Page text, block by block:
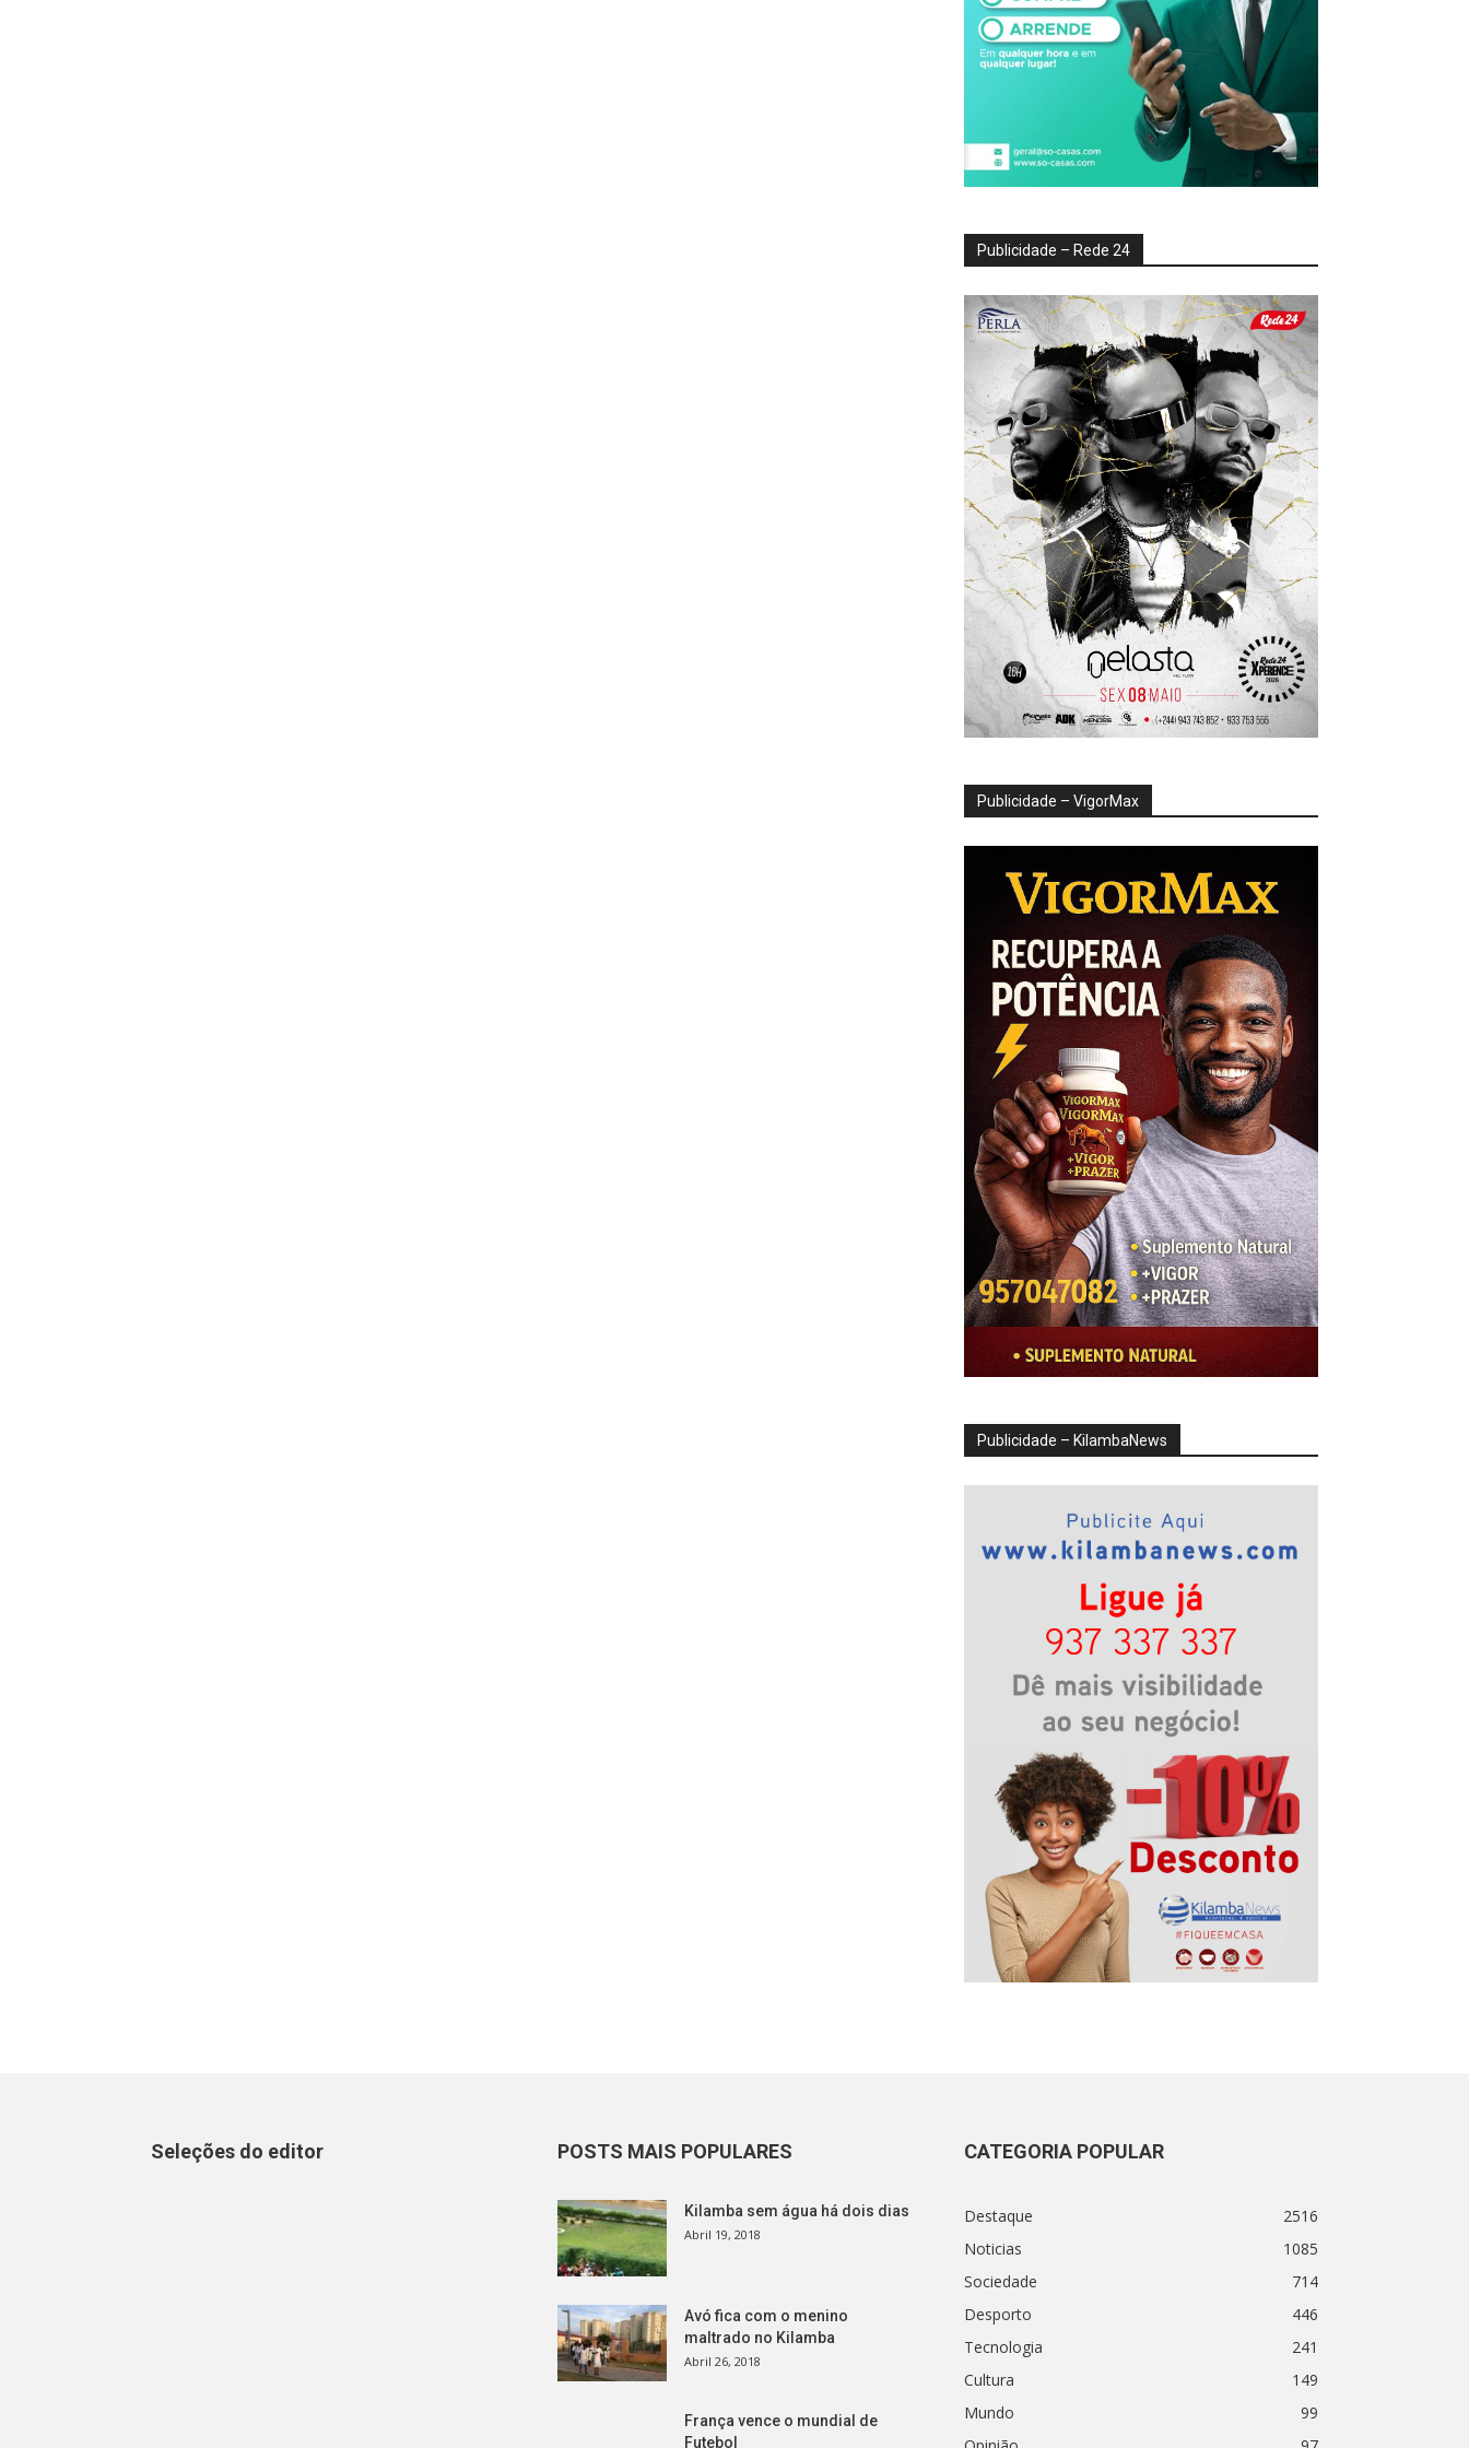
Publicidade – Rede 24
Publicidade – VigorMax
Publicidade – KilambaNews
Seleções do editor POSTS MAIS POPULARES
Kilamba sem água há dois dias
Abril 19, 2018
Avó fica com o menino
maltrado no Kilamba
Abril 26, 2018
França vence o mundial de
Futebol
CATEGORIA POPULAR
Destaque
2516
Noticias
1085
Sociedade
714
Desporto
446
Tecnologia
241
Cultura
149
Mundo
99